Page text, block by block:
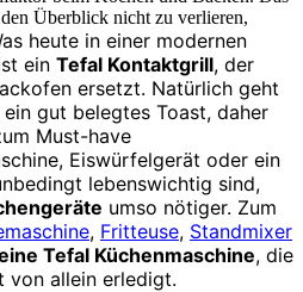
Überblick nicht zu verlieren,
heute in einer modernen
ein Tefal Kontaktgrill, der
ersetzt. Natürlich geht
gut belegtes Toast, daher
Must-have
Eiswürfelgerät oder ein
lebenswichtig sind,
umso nötiger. Zum
, Fritteuse, Standmixer
Tefal Küchenmaschine, die
von allein erledigt.